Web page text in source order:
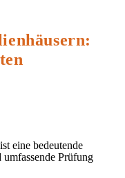
eine bedeutende
Prüfung